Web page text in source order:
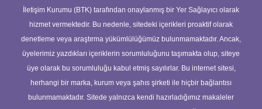
İletişim Kurumu (BTK) tarafından onaylanmış bir Yer Sağlayıcı olarak
hizmet vermektedir. Bu nedenle, sitedeki içerikleri proaktif olarak
denetleme veya araştırma yükümlülüğümüz bulunmamaktadır. Ancak,
üyelerimiz yazdıkları içeriklerin sorumluluğunu taşımakta olup, siteye
üye olarak bu sorumluluğu kabul etmiş sayılırlar. Bu internet sitesi,
herhangi bir marka, kurum veya şahıs şirketi ile hiçbir bağlantısı
bulunmamaktadır. Sitede yalnızca kendi hazırladığımız makaleler